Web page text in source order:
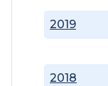
2018
2019